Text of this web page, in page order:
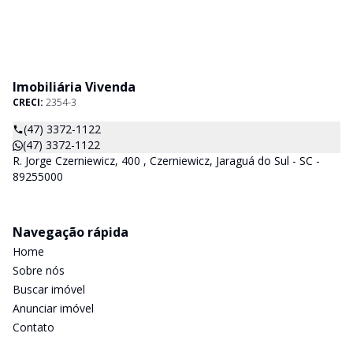
Imobiliária Vivenda
CRECI: 2354-3
(47) 3372-1122
(47) 3372-1122
R. Jorge Czerniewicz, 400 , Czerniewicz, Jaraguá do Sul - SC -
89255000
Navegação rápida
Home
Sobre nós
Buscar imóvel
Anunciar imóvel
Contato